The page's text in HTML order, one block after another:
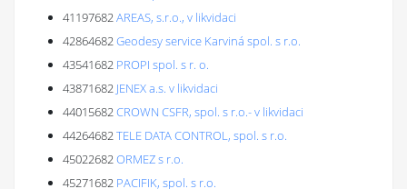
41197682AREAS, s.r.o., v likvidaci
42864682Geodesy service Karviná spol. s r.o.
43541682 PROPI spol. s r. o.
43871682 JENEX a.s. v likvidaci
44015682CROWN CSFR, spol. s r.o.- v likvidaci
44264682TELE DATA CONTROL, spol. s r.o.
45022682ORMEZ s r.o.
45271682 PACIFIK, spol. s r.o.